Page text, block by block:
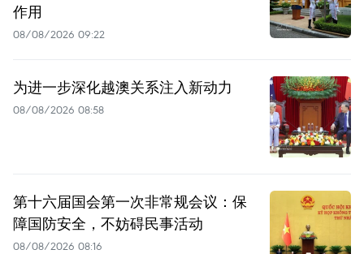
作用
08/08/2026 09:22
为进一步深化越澳关系注入新动力
08/08/2026 08:58
第十六届国会第一次非常规会议：保
障国防安全，不妨碍民事活动
08/08/2026 08:16